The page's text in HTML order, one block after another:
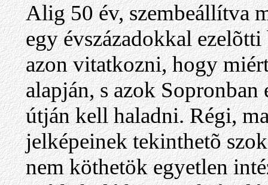
Alig 50 év, szembeállítva
egy évszázadokkal
azon vitatkozni, hogy
alapján, s azok
útján kell haladni. Régi,
jelképeinek tekinthetõ
nem köthetök egyetlen